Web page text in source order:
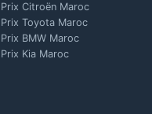
Prix Citroën Maroc
Prix Toyota Maroc
Prix BMW Maroc
Prix Kia Maroc